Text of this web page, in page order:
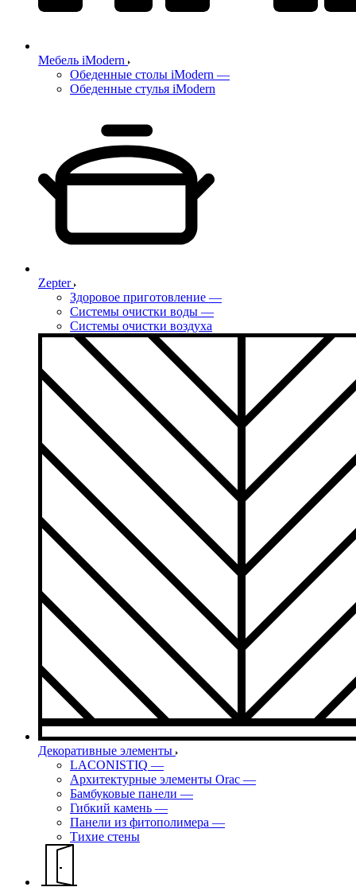
Мебель iModern
Обеденные столы iModern —
Обеденные стулья iModern
Zepter
Здоровое приготовление —
Системы очистки воды —
Системы очистки воздуха
Декоративные элементы
LACONISTIQ —
Архитектурные элементы Orac —
Бамбуковые панели —
Гибкий камень —
Панели из фитополимера —
Тихие стены